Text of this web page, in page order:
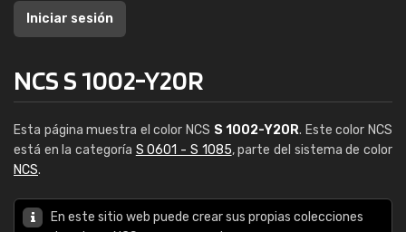
Iniciar sesión
NCS S 1002-Y20R
Esta página muestra el color NCS S 1002-Y20R. Este color NCS
está en la categoría S 0601 - S 1085, parte del sistema de color
NCS.
En este sitio web puede crear sus propias colecciones